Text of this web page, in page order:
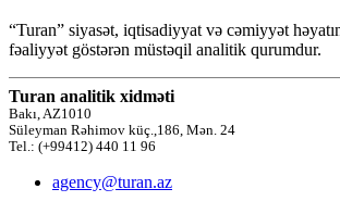
“Turan” siyasət, iqtisadiyyat və cəmiyyət
fəaliyyət göstərən müstəqil analitik qurumdur.
Turan analitik xidməti
Bakı, AZ1010
Süleyman Rəhimov küç.,186, Mən. 24
Tel.: (+99412) 440 11 96
agency@turan.az